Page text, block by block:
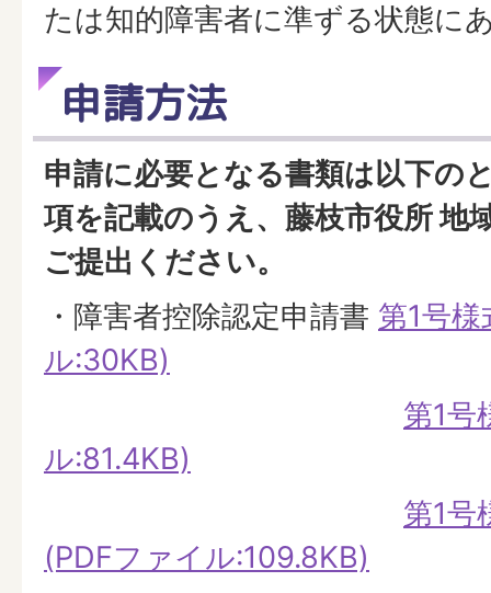
たは知的障害者に準ずる状態に
申請方法
申請に必要となる書類は以下の
項を記載のうえ、藤枝市役所 地
ご提出ください。
・障害者控除認定申請書 第1号
ル:30KB)
第1号
ル:81.4KB)
第1号
(PDFファイル:109.8KB)